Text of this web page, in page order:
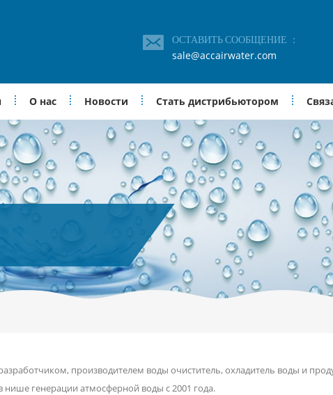
ОСТАВИТЬ СООБЩЕНИЕ ：
sale@accairwater.com
О нас Новости Стать дистрибьютором
производителем воды очиститель, охладитель воды и
генерации атмосферной воды с 2001 года.